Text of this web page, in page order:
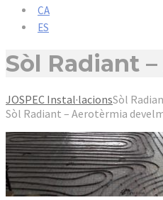
CA
ES
Sòl Radiant
JOSPEC Instal·lacionsSòl
Sòl Radiant – Aerotèrmia